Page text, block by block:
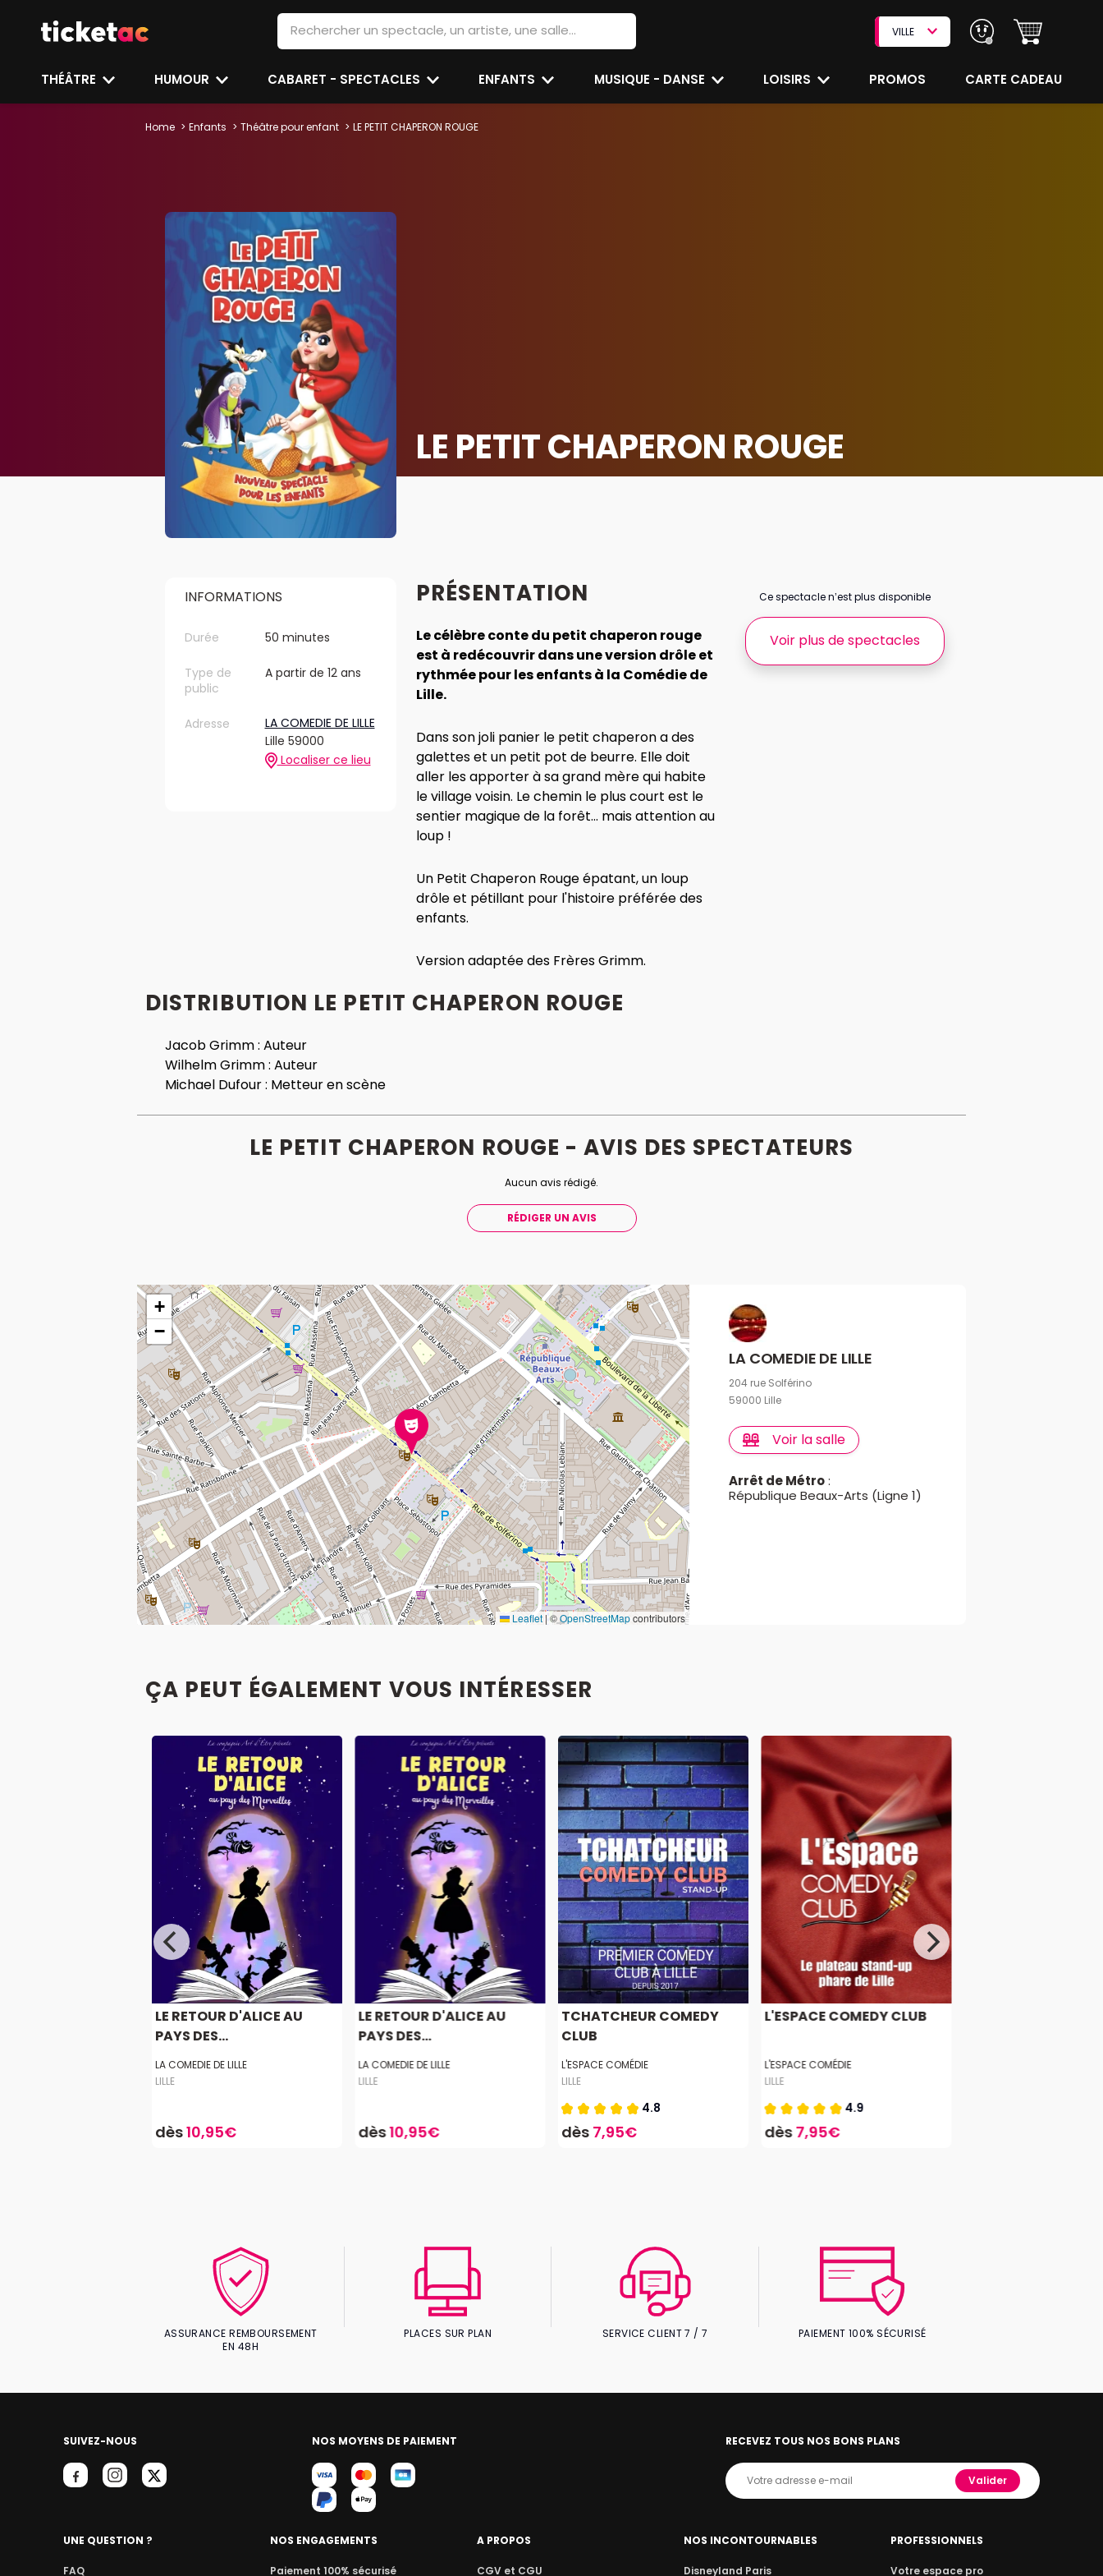
VILLE
THÉÂTRE HUMOUR CABARET - SPECTACLES ENFANTS MUSIQUE - DANSE LOISIRS PROMOS CARTE CADEAU
Home Enfants Théâtre pour enfant LE PETIT CHAPERON ROUGE
LE PETIT CHAPERON ROUGE
INFORMATIONS
Durée 50 minutes
Type de
public
A partir de 12 ans
Adresse
LA COMEDIE DE LILLE
Lille 59000
Localiser ce lieu
PRÉSENTATION
Le célèbre conte du petit chaperon rouge
est à redécouvrir dans une version drôle et
rythmée pour les enfants à la Comédie de
Lille.
Dans son joli panier le petit chaperon a des
galettes et un petit pot de beurre. Elle doit
aller les apporter à sa grand mère qui habite
le village voisin. Le chemin le plus court est le
sentier magique de la forêt... mais attention au
loup !
Un Petit Chaperon Rouge épatant, un loup
drôle et pétillant pour l'histoire préférée des
enfants.
Version adaptée des Frères Grimm.
Ce spectacle n’est plus disponible
Voir plus de spectacles
DISTRIBUTION LE PETIT CHAPERON ROUGE
Jacob Grimm : Auteur
Wilhelm Grimm : Auteur
Michael Dufour : Metteur en scène
LE PETIT CHAPERON ROUGE - AVIS DES SPECTATEURS
Aucun avis rédigé.
RÉDIGER UN AVIS
+
−
Leaflet|©OpenStreetMapcontributors
LA COMEDIE DE LILLE
204 rue Solférino
59000 Lille
Voir la salle
Arrêt de Métro:
République Beaux-Arts (Ligne 1)
ÇA PEUT ÉGALEMENT VOUS INTÉRESSER
LE RETOUR D'ALICE AU
PAYS DES...
LA COMEDIE DE LILLE
LILLE
dès10,95€
LE RETOUR D'ALICE AU
PAYS DES...
LA COMEDIE DE LILLE
LILLE
dès10,95€
TCHATCHEUR COMEDY
CLUB
L'ESPACE COMÉDIE
LILLE
4.8
dès 7,95€
L'ESPACE COMEDY CLUB
L'ESPACE COMÉDIE
LILLE
4.9
dès7,95€
ASSURANCE REMBOURSEMENT
EN 48H
PLACES SUR PLAN SERVICE CLIENT 7 / 7 PAIEMENT 100% SÉCURISÉ
SUIVEZ-NOUS NOS MOYENS DE PAIEMENT RECEVEZ TOUS NOS BONS PLANS
Valider
UNE QUESTION ?
FAQ
NOS ENGAGEMENTS
Paiement 100% sécurisé
A PROPOS
CGV et CGU
NOS INCONTOURNABLES
Disneyland Paris
PROFESSIONNELS
Votre espace pro